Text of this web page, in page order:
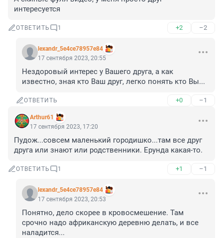
интересуется
ОТВЕТИТЬ 1 +2 –2
lexandr_5e4ce78957e84
17 сентября 2023, 20:55
Нездоровый интерес у Вашего друга, а как
известно, зная кто Ваш друг, легко понять кто Вы...
ОТВЕТИТЬ +0 –1
Arthur61
17 сентября 2023, 17:20
Пудож...совсем маленький городишко...там все друг
друга или знают или родственники. Ерунда какая-то.
ОТВЕТИТЬ 1 +1 –1
lexandr_5e4ce78957e84
17 сентября 2023, 20:53
Понятно, дело скорее в кровосмешение. Там
срочно надо африканскую деревню делать, и все
наладится...